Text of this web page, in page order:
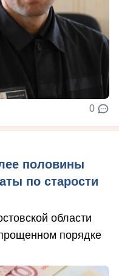
0
половины
по старости
области
порядке